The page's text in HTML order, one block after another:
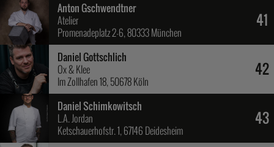
41
Anton Gschwendtner
Atelier
Promenadeplatz 2-6, 80333 München
42
Daniel Gottschlich
Ox & Klee
Im Zollhafen 18, 50678 Köln
43
Daniel Schimkowitsch
L.A. Jordan
Ketschauerhofstr. 1, 67146 Deidesheim